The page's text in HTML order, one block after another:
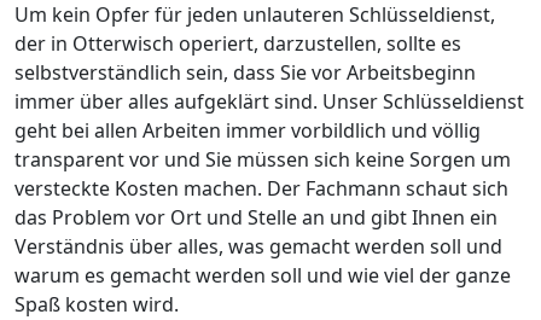
Um kein Opfer für jeden unlauteren Schlüsseldienst,
der in Otterwisch operiert, darzustellen, sollte es
selbstverständlich sein, dass Sie vor Arbeitsbeginn
immer über alles aufgeklärt sind. Unser Schlüsseldienst
geht bei allen Arbeiten immer vorbildlich und völlig
transparent vor und Sie müssen sich keine Sorgen um
versteckte Kosten machen. Der Fachmann schaut sich
das Problem vor Ort und Stelle an und gibt Ihnen ein
Verständnis über alles, was gemacht werden soll und
warum es gemacht werden soll und wie viel der ganze
Spaß kosten wird.